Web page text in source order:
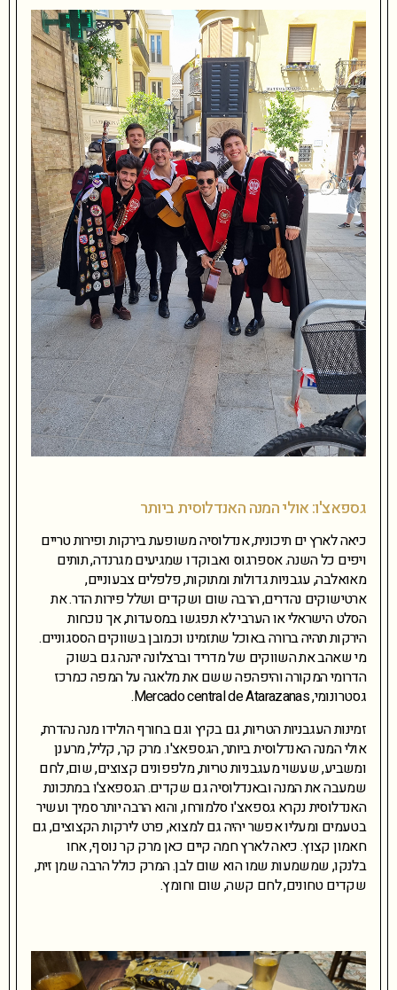
גספאצ'ו: אולי המנה האנדלוסית ביותר
כיאה לארץ ים תיכונית, אנדלוסיה משופעת בירקות ופירות טריים
ויפים כל השנה. אספרגוס ואבוקדו שמגיעים מגרנדה, תותים
מאואלבה, עגבניות גדולות ומתוקות, פלפלים צבעוניים,
ארטישוקים נהדרים, הרבה שום ושקדים ושלל פירות הדר. את
הסלט הישראלי או הערבי לא תפגשו במסעדות, אך נוכחות
הירקות תהיה ברורה באוכל שתזמינו וכמובן בשווקים הססגוניים.
מי שאהב את השווקים של מדריד וברצלונה יהנה גם בשוק
הדרומי המקורה והיפהפה ששם את מלאגה על המפה כמרכז
גסטרונומי, Mercado central de Atarazanas.
זמינות העגבניות הטריות, גם בקיץ וגם בחורף הולידו מנה נהדרת,
אולי המנה האנדלוסית ביותר, הגספאצ'ו. מרק קר, קליל, מרענן
ומשביע, שעשוי מעגבניות טריות, מלפפונים קצוצים, שום, לחם
שמעבה את המנה ובאנדלוסיה גם שקדים. הגספאצ'ו במתכונת
האנדלוסית נקרא גספאצ'ו סלמורחו, והוא הרבה יותר סמיך ועשיר
בטעמים ומעליו אפשר יהיה גם למצוא, פרט לירקות הקצוצים, גם
חאמון קצוץ. כיאה לארץ חמה קיים כאן מרק קר נוסף, אחו
בלנקו, שמשמעות שמו הוא שום לבן. המרק כולל הרבה שמן זית,
שקדים טחונים, לחם קשה, שום וחומץ.